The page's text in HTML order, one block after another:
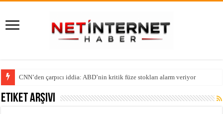
CNN’den çarpıcı iddia: ABD’nin kritik füze stokları alarm veriyor
Etiket Arşivi